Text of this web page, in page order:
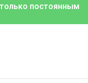
постоянным